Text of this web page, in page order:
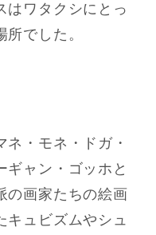
はワタクシにとっ
でした。
・モネ・ドガ・
ギャン・ゴッホと
の画家たちの絵画
キュビズムやシュ